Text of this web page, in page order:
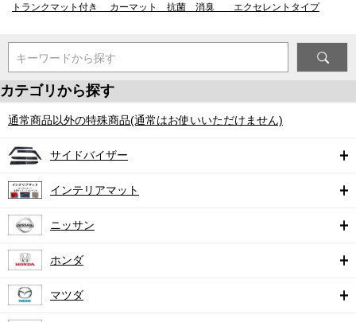
トランクマット付き カーマット 抗菌 消臭 エクセレントタイプ
キーワードから探す
カテゴリから探す
通常商品以外の特殊商品(通常はお使いいただけません)
サイドバイザー
インテリアマット
ニッサン
ホンダ
マツダ